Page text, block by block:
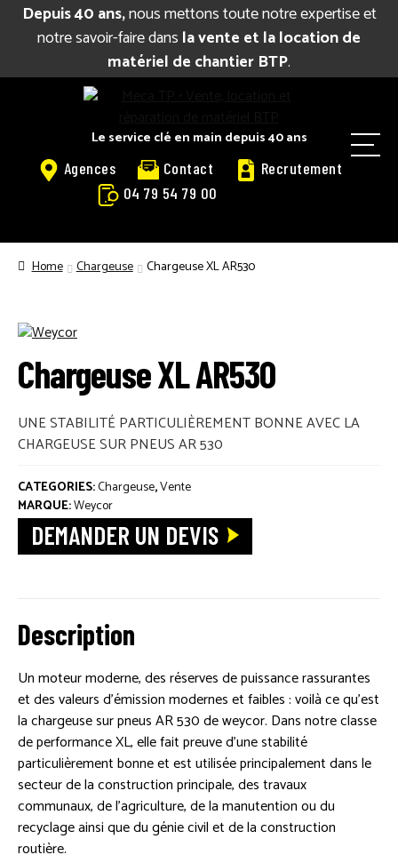
Depuis 40 ans,nous mettons toute notre expertise et
notre savoir-faire dans la vente et la location de
matériel de chantier BTP.
navigation
Le service clé en main depuis 40 ans
Agences Contact
Recrutement
04 79 54 79 00
M
BIENVENUE
VENTE
RÉPARATION
ACTUALITÉS
Home Chargeuse Chargeuse XL AR530
Chargeuse XL AR530
UNE STABILITÉ PARTICULIÈREMENT BONNE AVEC LA
CHARGEUSE SUR PNEUS AR 530
CATEGORIES:Chargeuse,Vente
MARQUE:Weycor
DEMANDER UN DEVIS
Description
Un moteur moderne, des réserves de puissance rassurantes
et des valeurs d’émission modernes et faibles : voilà ce qu’est
la chargeuse sur pneus AR 530 de weycor. Dans notre classe
de performance XL, elle fait preuve d’une stabilité
particulièrement bonne et est utilisée principalement dans le
secteur de la construction principale, des travaux
communaux, de l’agriculture, de la manutention ou du
recyclage ainsi que du génie civil et de la construction
routière.